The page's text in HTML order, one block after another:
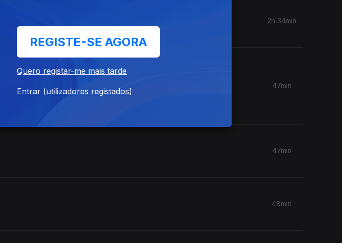
2h 34min
de Pessoa e Sophia, uma
com o culto dos
meio século. Esteve presente,
47min
47min
48min
REGISTE-SE AGORA
Quero registar-me mais tarde
Entrar (utilizadores registados)